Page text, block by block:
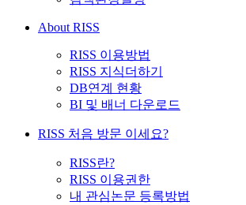
About RISS
RISS 이용방법
RISS 지식더하기
DB연계 현황
BI 및 배너 다운로드
RISS 처음 방문 이세요?
RISS란?
RISS 이용권한
내 관심논문 등록방법